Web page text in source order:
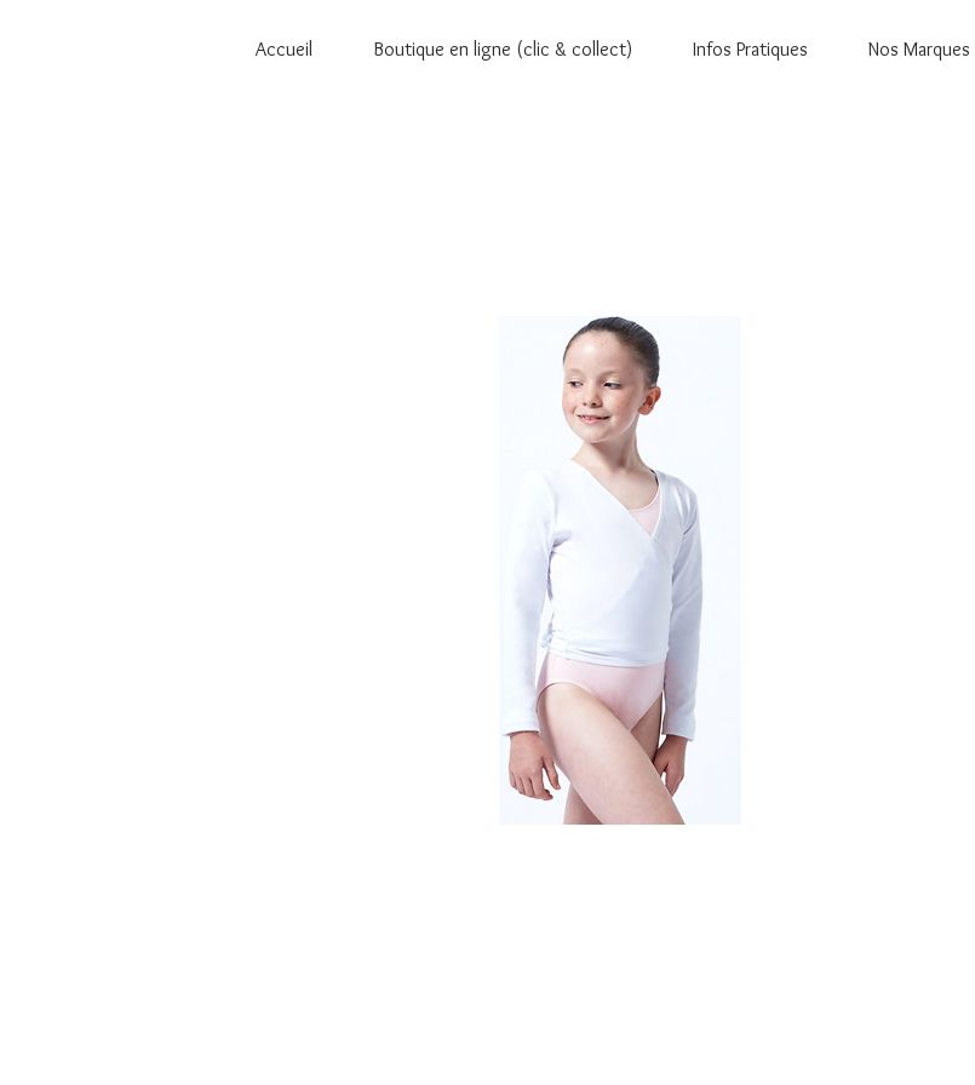
Accueil Boutique en ligne (clic & collect) Infos Pratiques Nos Marques